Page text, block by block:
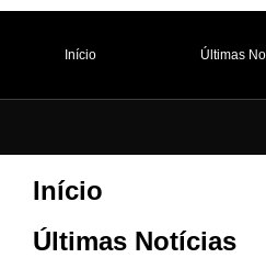
Início Últimas
Início
Últimas Notícias